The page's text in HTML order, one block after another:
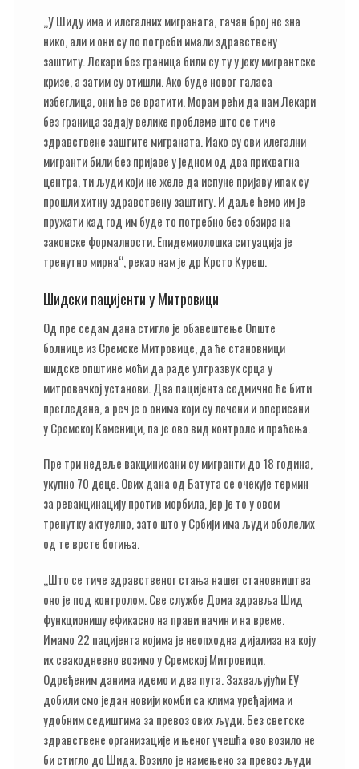
„У Шиду има и илегалних миграната, тачан број не зна
нико, али и они су по потреби имали здравствену
заштиту. Лекари без граница били су ту у јеку мигрантске
кризе, а затим су отишли. Ако буде новог таласа
избеглица, они ће се вратити. Морам рећи да нам Лекари
без граница задају велике проблеме што се тиче
здравствене заштите миграната. Иако су сви илегални
мигранти били без пријаве у једном од два прихватна
центра, ти људи који не желе да испуне пријаву ипак су
прошли хитну здравствену заштиту. И даље ћемо им је
пружати кад год им буде то потребно без обзира на
законске формалности. Епидемиолошка ситуација је
тренутно мирна“, рекао нам је др Крсто Куреш.
Шидски пацијенти у Митровици
Од пре седам дана стигло је обавештење Опште
болнице из Сремске Митровице, да ће становници
шидске општине моћи да раде ултразвук срца у
митровачкој установи. Два пацијента седмично ће бити
прегледана, а реч је о онима који су лечени и оперисани
у Сремској Каменици, па је ово вид контроле и праћења.
Пре три недеље вакцинисани су мигранти до 18 година,
укупно 70 деце. Ових дана од Батута се очекује термин
за ревакцинацију против морбила, јер је то у овом
тренутку актуелно, зато што у Србији има људи оболелих
од те врсте богиња.
„Што се тиче здравственог стања нашег становништва
оно је под контролом. Све службе Дома здравља Шид
функционишу ефикасно на прави начин и на време.
Имамо 22 пацијента којима је неопходна дијализа на коју
их свакодневно возимо у Сремској Митровици.
Одређеним данима идемо и два пута. Захваљујући ЕУ
добили смо један новији комби са клима уређајима и
удобним седиштима за превоз ових људи. Без светске
здравствене организације и њеног учешћа ово возило не
би стигло до Шида. Возило је намењено за превоз људи